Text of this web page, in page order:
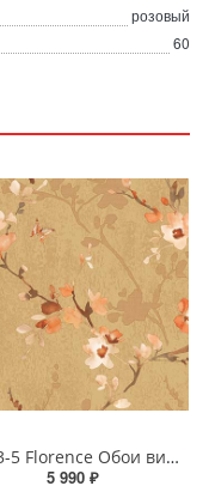
розовый
60
82053-5 Florence Обои виниловые на бумажной основе 1.06*15.6
5 990 ₽